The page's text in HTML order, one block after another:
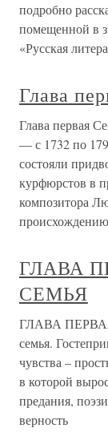
подробно
помещенной в
«Русская
Глава
Глава первая
— с 1732 по
состояли
курфюрстов в
композитора
ГЛАВА
СЕМЬЯ
ГЛАВА
семья.
чувства –
в которой
предания,
верность